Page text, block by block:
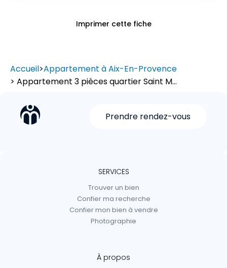
Imprimer cette fiche
Accueil>Appartement à Aix-En-Provence
> Appartement 3 pièces quartier Saint M...
Prendre rendez-vous
SERVICES
Trouver un bien
Confier ma recherche
Confier mon bien à vendre
Photographie
À propos